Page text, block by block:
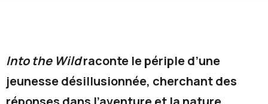
Into the Wildraconte le périple d’une
jeunesse désillusionnée, cherchant des